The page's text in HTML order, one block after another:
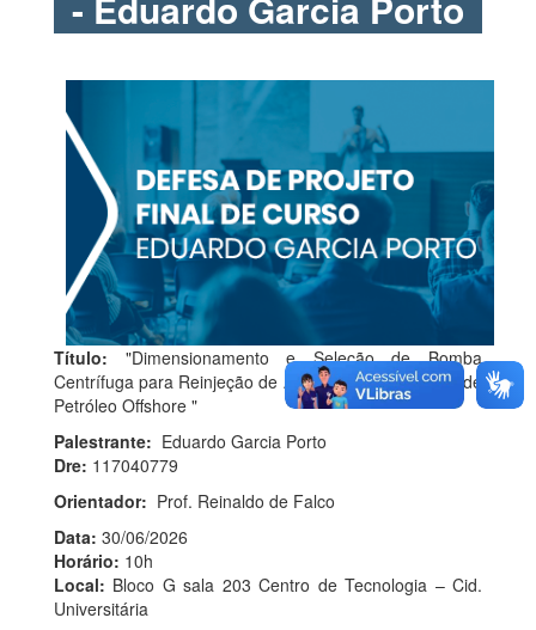
Título: "Dimensionamento e Seleção de Bomba
Centrífuga para Reinjeção de Água Tratada em Poço de
Petróleo Offshore "
Palestrante: Eduardo Garcia Porto
Dre: 117040779
Orientador: Prof. Reinaldo de Falco
Data: 30/06/2026
Horário: 10h
Local: Bloco G sala 203 Centro de Tecnologia – Cid.
Universitária